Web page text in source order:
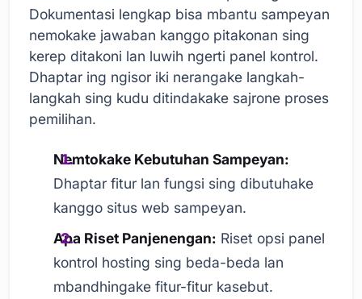
Dokumentasi lengkap bisa mbantu sampeyan
nemokake jawaban kanggo pitakonan sing
kerep ditakoni lan luwih ngerti panel kontrol.
Dhaptar ing ngisor iki nerangake langkah-
langkah sing kudu ditindakake sajrone proses
pemilihan.
Nemtokake Kebutuhan Sampeyan:
Dhaptar fitur lan fungsi sing dibutuhake
kanggo situs web sampeyan.
Apa Riset Panjenengan: Riset opsi panel
kontrol hosting sing beda-beda lan
mbandhingake fitur-fitur kasebut.